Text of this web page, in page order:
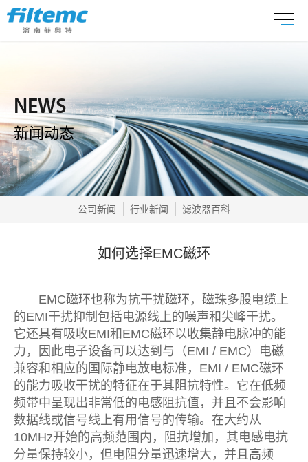
NEWS
新闻动态
公司新闻 行业新闻 滤波器百科
如何选择EMC磁环
EMC磁环也称为抗干扰磁环，磁珠多股电缆上
的EMI干扰抑制包括电源线上的噪声和尖峰干扰。
它还具有吸收EMI和EMC磁环以收集静电脉冲的能
力，因此电子设备可以达到与（EMI / EMC）电磁
兼容和相应的国际静电放电标准，EMI / EMC磁环
的能力吸收干扰的特征在于其阻抗特性。它在低频
频带中呈现出非常低的电感阻抗值，并且不会影响
数据线或信号线上有用信号的传输。在大约从
10MHz开始的高频范围内，阻抗增加，其电感电抗
分量保持较小，但电阻分量迅速增大，并且高频